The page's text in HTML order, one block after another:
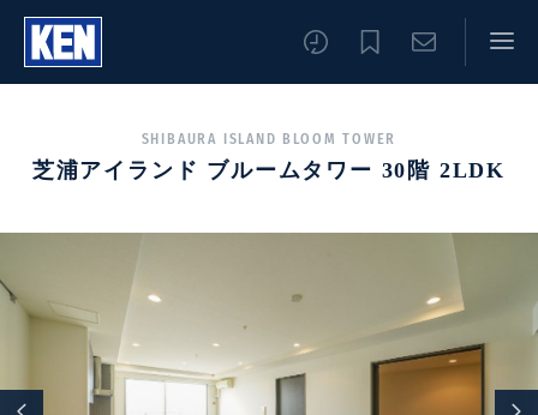
SHIBAURA ISLAND BLOOM TOWER
芝浦アイランド ブルームタワー 30階 2LDK